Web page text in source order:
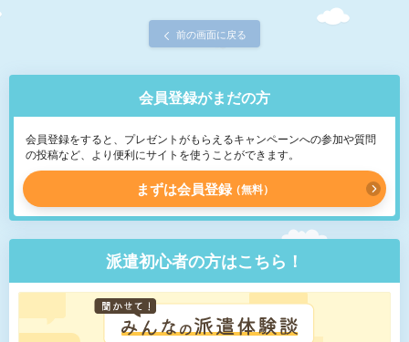
前の画面に戻る
会員登録がまだの方
会員登録をすると、プレゼントがもらえるキャンペーンへの参加や質問
の投稿など、より便利にサイトを使うことができます。
まずは会員登録 無料
派遣初心者の方はこちら！